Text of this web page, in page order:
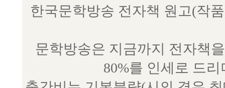
한국문학방송 전자책 원고(작
문학방송은 지금까지 전자책
80%를 인세로 드